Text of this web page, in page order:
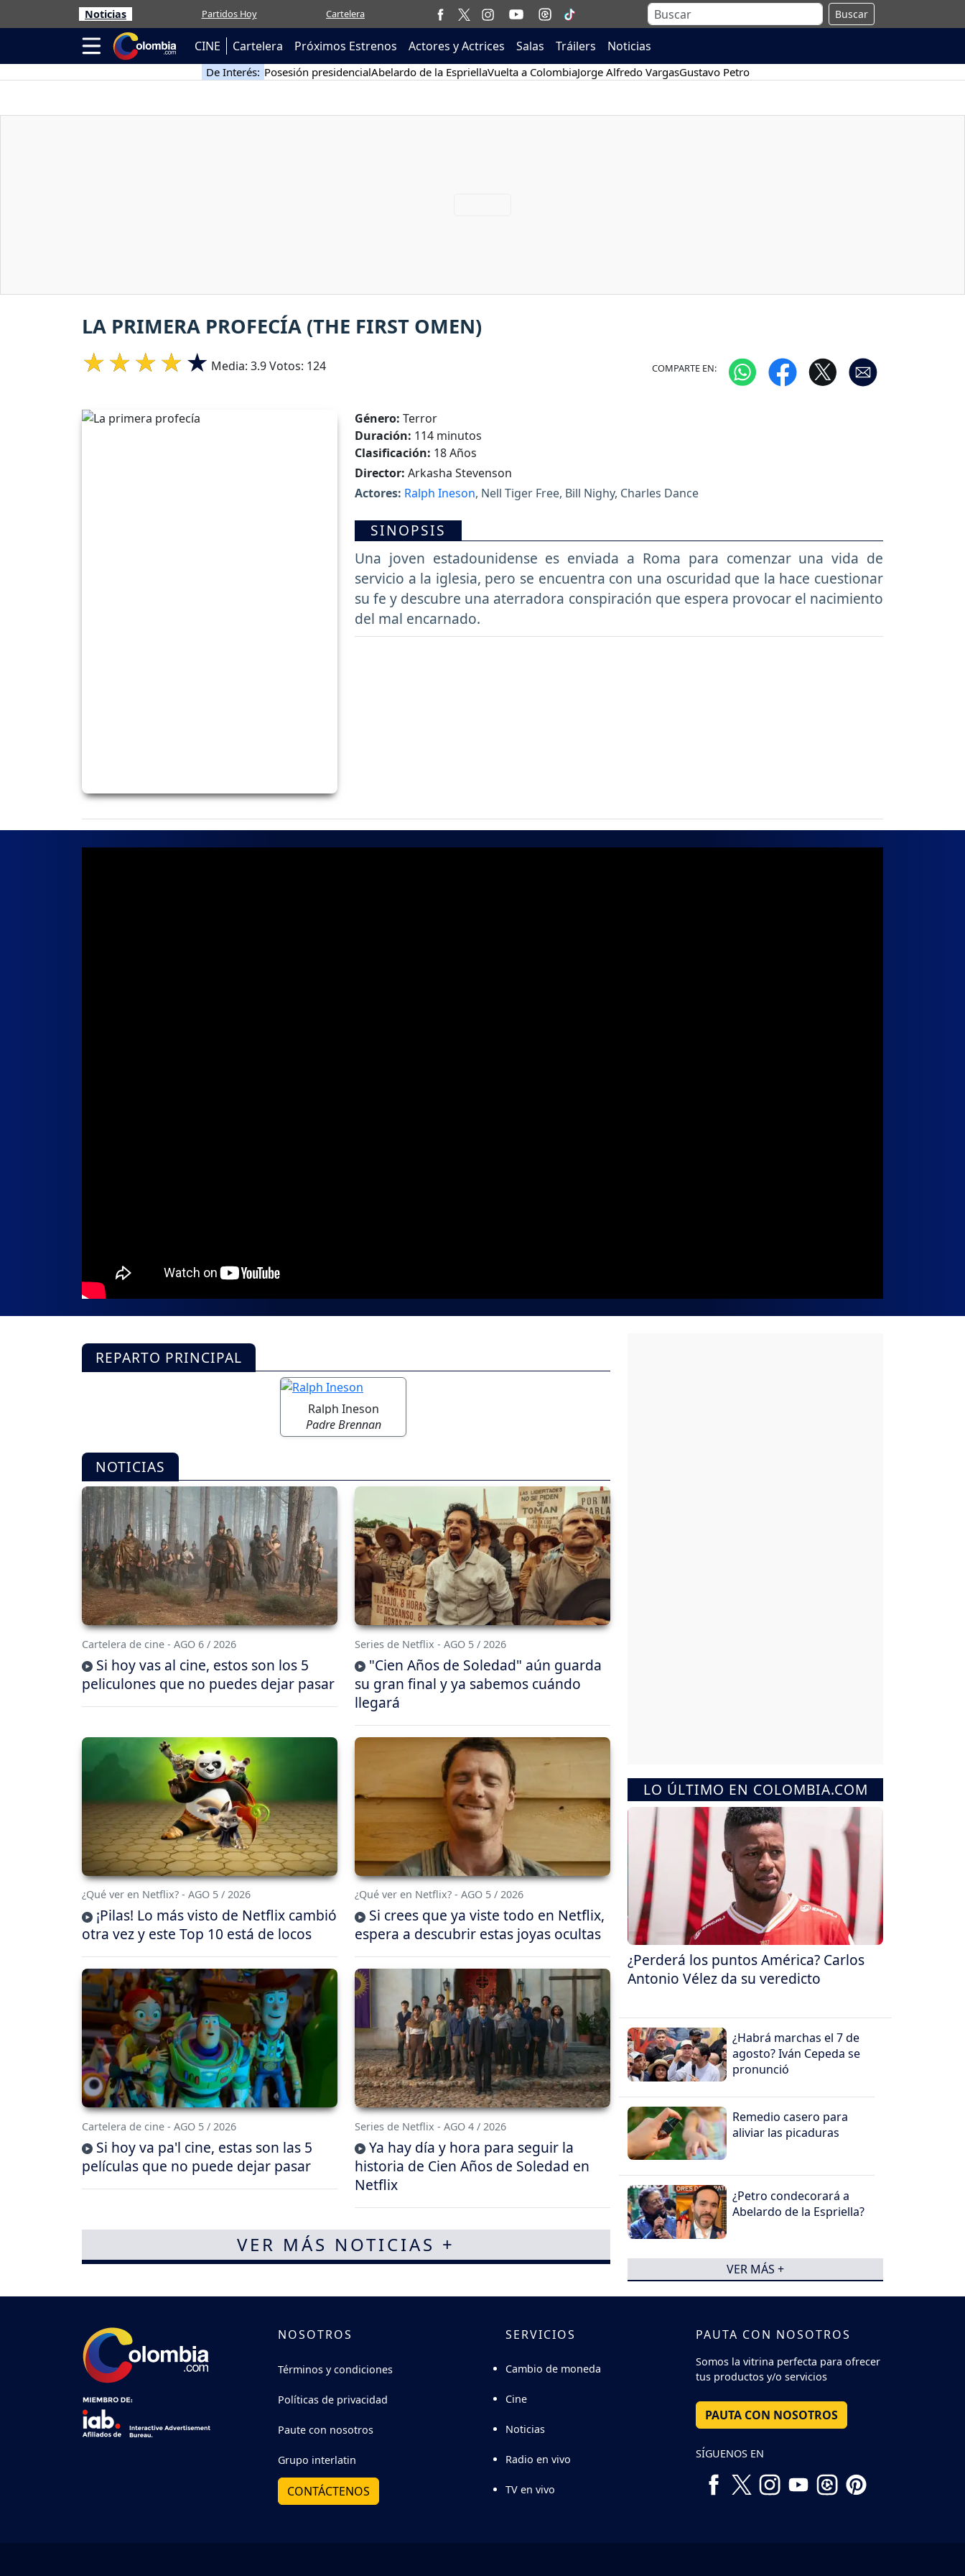
Noticias Partidos Hoy Cartelera Buscar
CINE Cartelera Próximos Estrenos Actores y Actrices Salas Tráilers Noticias
De Interés: Posesión presidencialAbelardo de la EspriellaVuelta a ColombiaJorge Alfredo VargasGustavo Petro
LA PRIMERA PROFECÍA (THE FIRST OMEN)
Media: 3.9Votos: 124 COMPARTE EN:
Género: Terror
Duración: 114 minutos
Clasificación: 18 Años
Director: Arkasha Stevenson
Actores: Ralph Ineson, Nell Tiger Free, Bill Nighy, Charles Dance
SINOPSIS
Una joven estadounidense es enviada a Roma para comenzar una vida de
servicio a la iglesia, pero se encuentra con una oscuridad que la hace cuestionar
su fe y descubre una aterradora conspiración que espera provocar el nacimiento
del mal encarnado.
REPARTO PRINCIPAL
Ralph Ineson
Padre Brennan
NOTICIAS
Cartelera de cine - AGO 6 / 2026
Si hoy vas al cine, estos son los 5
peliculones que no puedes dejar pasar
Series de Netflix - AGO 5 / 2026
"Cien Años de Soledad" aún guarda
su gran final y ya sabemos cuándo
llegará
¿Qué ver en Netflix? - AGO 5 / 2026
¡Pilas! Lo más visto de Netflix cambió
otra vez y este Top 10 está de locos
¿Qué ver en Netflix? - AGO 5 / 2026
Si crees que ya viste todo en Netflix,
espera a descubrir estas joyas ocultas
Cartelera de cine - AGO 5 / 2026
Si hoy va pa'l cine, estas son las 5
películas que no puede dejar pasar
Series de Netflix - AGO 4 / 2026
Ya hay día y hora para seguir la
historia de Cien Años de Soledad en
Netflix
VER MÁS NOTICIAS +
LO ÚLTIMO EN COLOMBIA.COM
¿Perderá los puntos América? Carlos
Antonio Vélez da su veredicto
¿Habrá marchas el 7 de
agosto? Iván Cepeda se
pronunció
Remedio casero para
aliviar las picaduras
¿Petro condecorará a
Abelardo de la Espriella?
VER MÁS +
NOSOTROS
Términos y condiciones
Políticas de privacidad
Paute con nosotros
Grupo interlatin
CONTÁCTENOS
SERVICIOS
Cambio de moneda
Cine
Noticias
Radio en vivo
TV en vivo
PAUTA CON NOSOTROS
Somos la vitrina perfecta para ofrecer
tus productos y/o servicios
PAUTA CON NOSOTROS
SÍGUENOS EN